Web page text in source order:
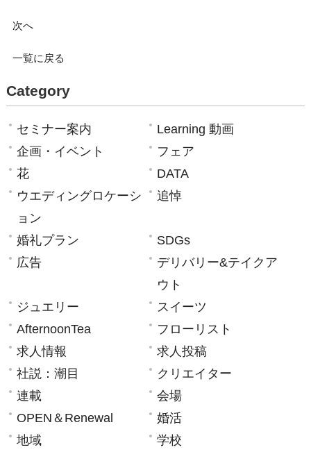
次へ
一覧に戻る
Category
セミナー案内
Learning 動画
企画・イベント
フェア
花
DATA
ウエディングロケーシ
ョン
追悼
婚礼プラン
SDGs
広告
デリバリー&テイクア
ウト
ジュエリー
スイーツ
AfternoonTea
フローリスト
求人情報
求人投稿
社説：潮目
クリエイター
連載
会場
OPEN＆Renewal
婚活
地域
学校